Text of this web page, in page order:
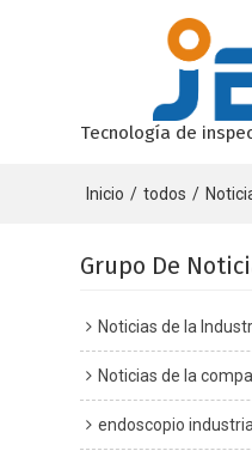
Tecnología de
Inicio / todos /
Grupo De
Noticias de la
Noticias de la
endoscopio